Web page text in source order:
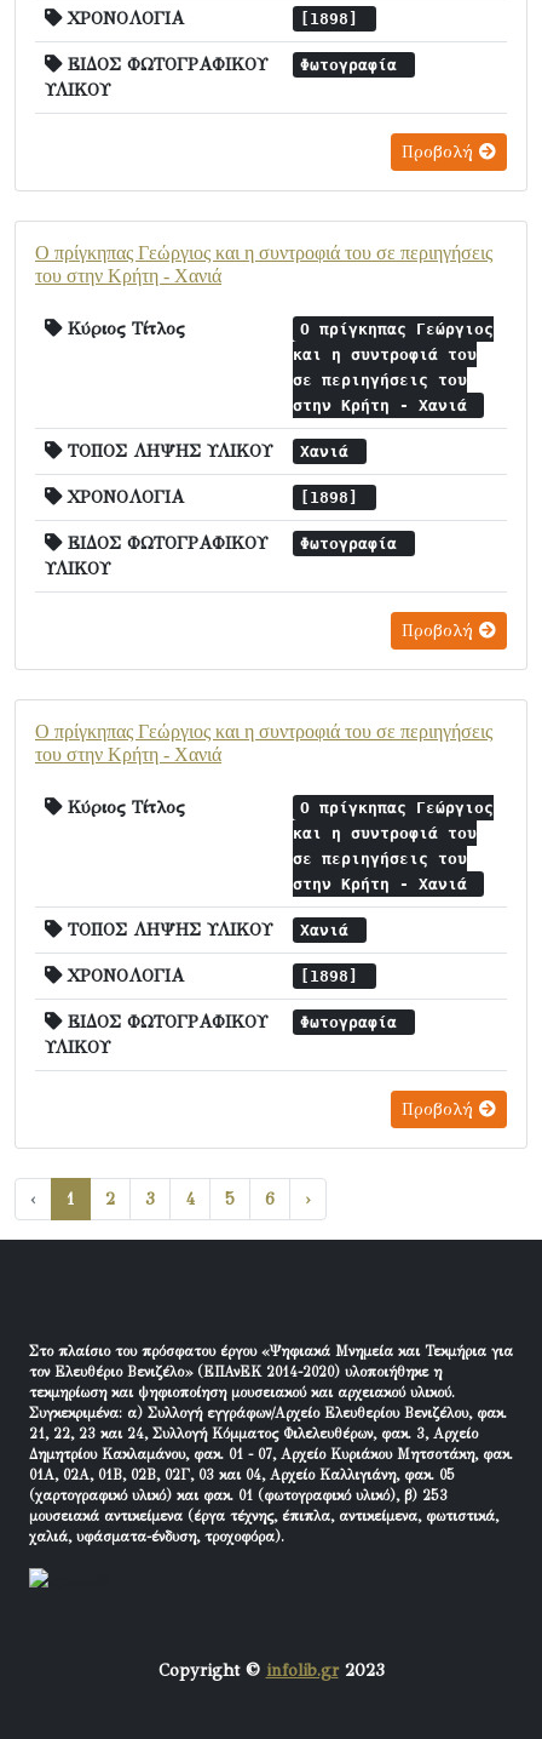
ΧΡΟΝΟΛΟΓΙΑ [1898]
ΕΙΔΟΣ ΦΩΤΟΓΡΑΦΙΚΟΥ
ΥΛΙΚΟΥ
Φωτογραφία
Προβολή
Ο πρίγκηπας Γεώργιος και η συντροφιά του σε περιηγήσεις
του στην Κρήτη - Χανιά
Κύριος Τίτλος
Ο πρίγκηπας Γεώργιος
και η συντροφιά του
σε περιηγήσεις του
στην Κρήτη - Χανιά
ΤΟΠΟΣ ΛΗΨΗΣ ΥΛΙΚΟΥ Χανιά
ΧΡΟΝΟΛΟΓΙΑ [1898]
ΕΙΔΟΣ ΦΩΤΟΓΡΑΦΙΚΟΥ
ΥΛΙΚΟΥ
Φωτογραφία
Προβολή
Ο πρίγκηπας Γεώργιος και η συντροφιά του σε περιηγήσεις
του στην Κρήτη - Χανιά
Κύριος Τίτλος
Ο πρίγκηπας Γεώργιος
και η συντροφιά του
σε περιηγήσεις του
στην Κρήτη - Χανιά
ΤΟΠΟΣ ΛΗΨΗΣ ΥΛΙΚΟΥ Χανιά
ΧΡΟΝΟΛΟΓΙΑ [1898]
ΕΙΔΟΣ ΦΩΤΟΓΡΑΦΙΚΟΥ
ΥΛΙΚΟΥ
Φωτογραφία
Προβολή
‹ 1 2 3 4 5 6 ›
Στο πλαίσιο του πρόσφατου έργου «Ψηφιακά Μνημεία και Τεκμήρια για
τον Ελευθέριο Βενιζέλο» (ΕΠΑνΕΚ 2014-2020) υλοποιήθηκε η
τεκμηρίωση και ψηφιοποίηση μουσειακού και αρχειακού υλικού.
Συγκεκριμένα: α) Συλλογή εγγράφων/Αρχείο Ελευθερίου Βενιζέλου, φακ.
21, 22, 23 και 24, Συλλογή Κόμματος Φιλελευθέρων, φακ. 3, Αρχείο
Δημητρίου Κακλαμάνου, φακ. 01 - 07, Αρχείο Κυριάκου Μητσοτάκη, φακ.
01Α, 02Α, 01Β, 02Β, 02Γ, 03 και 04, Αρχείο Καλλιγιάνη, φακ. 05
(χαρτογραφικό υλικό) και φακ. 01 (φωτογραφικό υλικό), β) 253
μουσειακά αντικείμενα (έργα τέχνης, έπιπλα, αντικείμενα, φωτιστικά,
χαλιά, υφάσματα-ένδυση, τροχοφόρα).
Copyright © infolib.gr2023